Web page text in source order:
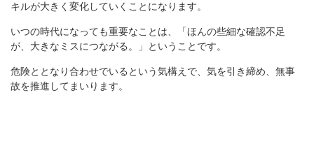
キルが大きく変化していくことになります。
いつの時代になっても重要なことは、「ほんの些細な確認不足
が、大きなミスにつながる。」ということです。
危険ととなり合わせでいるという気構えで、気を引き締め、無事
故を推進してまいります。